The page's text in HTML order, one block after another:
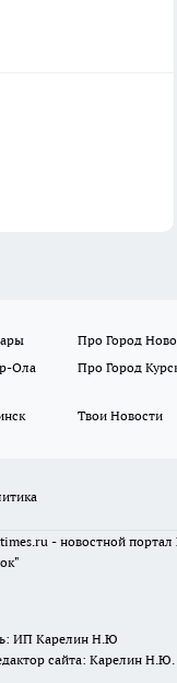
Про Город
Ола
Про Город
Твои Новости
- новостной
ИП Карелин Н.Ю
сайта: Карелин Н.Ю.